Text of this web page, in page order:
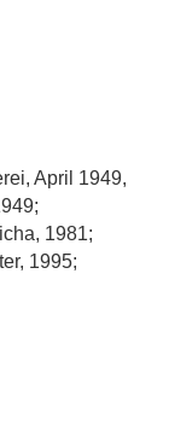
April 1949,
1981;
1995;